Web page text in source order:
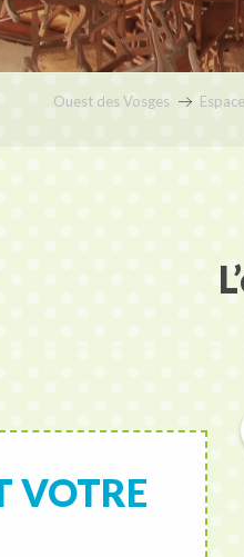
Ouest des Vosges
VOTRE